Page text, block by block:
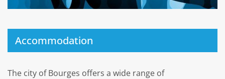
Accommodation
The city of Bourges offers a wide range of